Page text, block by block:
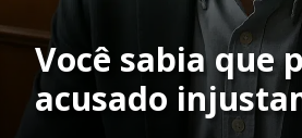
Você sabia que
acusado